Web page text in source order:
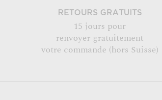
RETOURS GRATUITS
15 jours pour
renvoyer gratuitement
votre commande (hors Suisse)